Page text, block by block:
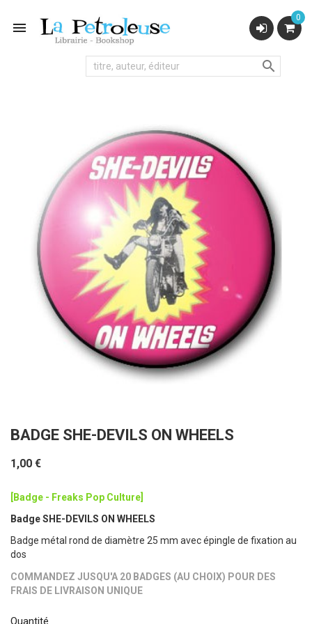

0

BADGE SHE-DEVILS ON WHEELS
1,00 €
[Badge - Freaks Pop Culture]
Badge SHE-DEVILS ON WHEELS
Badge métal rond de diamètre 25 mm avec épingle de fixation au
dos
COMMANDEZ JUSQU'A 20 BADGES (AU CHOIX) POUR DES
FRAIS DE LIVRAISON UNIQUE
Quantité